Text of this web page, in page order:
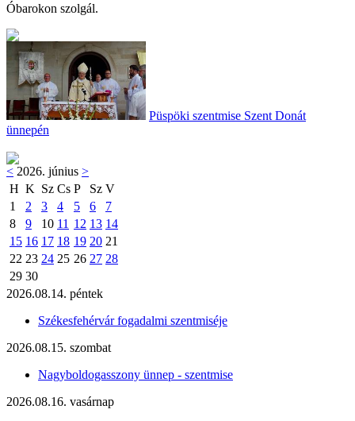
Óbarokon szolgál.
Püspöki szentmise Szent Donát
ünnepén
< 2026. június >
H K Sz Cs P Sz V
1
2 3 4 5 6
7
8
9 10 11 12 13 14
15 16 17 18 19 20 21
22 23 24 25 26 27 28
29 30
2026.08.14. péntek
Székesfehérvár fogadalmi szentmiséje
2026.08.15. szombat
Nagyboldogasszony ünnep - szentmise
2026.08.16. vasárnap